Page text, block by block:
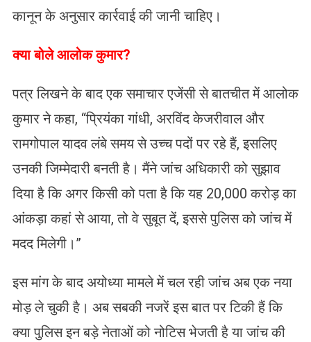
कानून के अनुसार कार्रवाई की जानी चाहिए।
​क्या बोले आलोक कुमार?
पत्र लिखने के बाद एक समाचार एजेंसी से बातचीत में आलोक
कुमार ने कहा, “प्रियंका गांधी, अरविंद केजरीवाल और
रामगोपाल यादव लंबे समय से उच्च पदों पर रहे हैं, इसलिए
उनकी जिम्मेदारी बनती है। मैंने जांच अधिकारी को सुझाव
दिया है कि अगर किसी को पता है कि यह 20,000 करोड़ का
आंकड़ा कहां से आया, तो वे सुबूत दें, इससे पुलिस को जांच में
मदद मिलेगी।”
​इस मांग के बाद अयोध्या मामले में चल रही जांच अब एक नया
मोड़ ले चुकी है। अब सबकी नजरें इस बात पर टिकी हैं कि
क्या पुलिस इन बड़े नेताओं को नोटिस भेजती है या जांच की